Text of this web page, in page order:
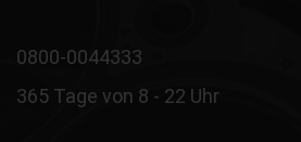
0800-0044333
365 Tage von 8 - 22 Uhr